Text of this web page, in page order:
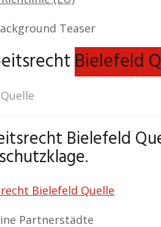
Bielefeld
Bielefeld
Partnerstädte